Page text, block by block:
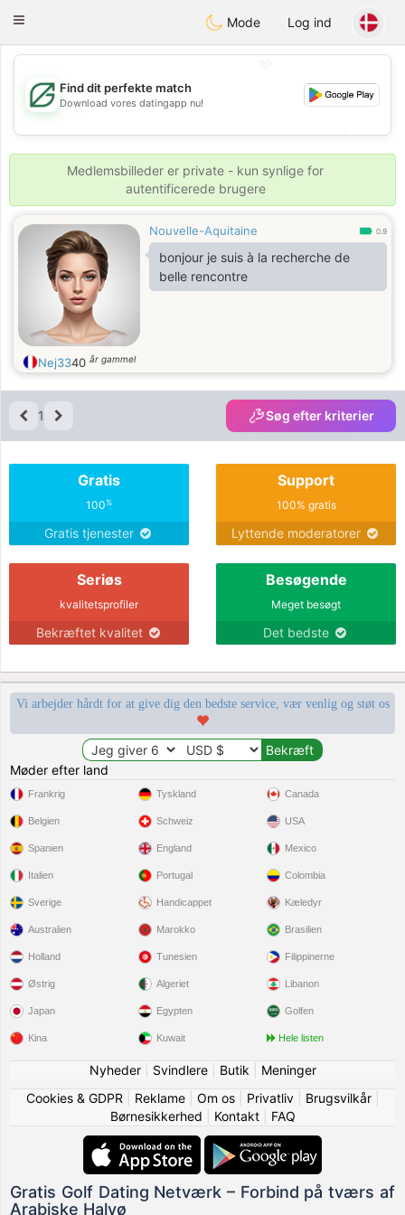
GulfDating
Toggle
Mode Log ind
💖
💕
💕
Find dit perfekte match
Download vores datingapp nu!
Medlemsbilleder er private - kun synlige for
autentificerede brugere
Nouvelle-Aquitaine 0.9
bonjour je suis à la recherche de
belle rencontre
Nej3340 år gammel
1 Søg efter kriterier
Gratis
100%
Gratis tjenester
Support
100% gratis
Lyttende moderatorer
Seriøs
kvalitetsprofiler
Bekræftet kvalitet
Besøgende
Meget besøgt
Det bedste
Vi arbejder hårdt for at give dig den bedste service, vær venlig og støt os
Møder efter land
Frankrig
Belgien
Spanien
Italien
Sverige
Tyskland
Schweiz
England
Portugal
Handicappet
Canada
USA
Mexico
Colombia
Kæledyr
Australien
Holland
Østrig
Japan
Kina
Marokko
Tunesien
Algeriet
Egypten
Kuwait
Brasilien
Filippinerne
Libanon
Golfen
Hele listen
Nyheder| Svindlere| Butik
Meninger
Cookies & GDPR
Reklame| Om os| Privatliv| Brugsvilkår|
Børnesikkerhed
Kontakt| FAQ
Gratis Golf Dating Netværk – Forbind på tværs af
Arabiske Halvø